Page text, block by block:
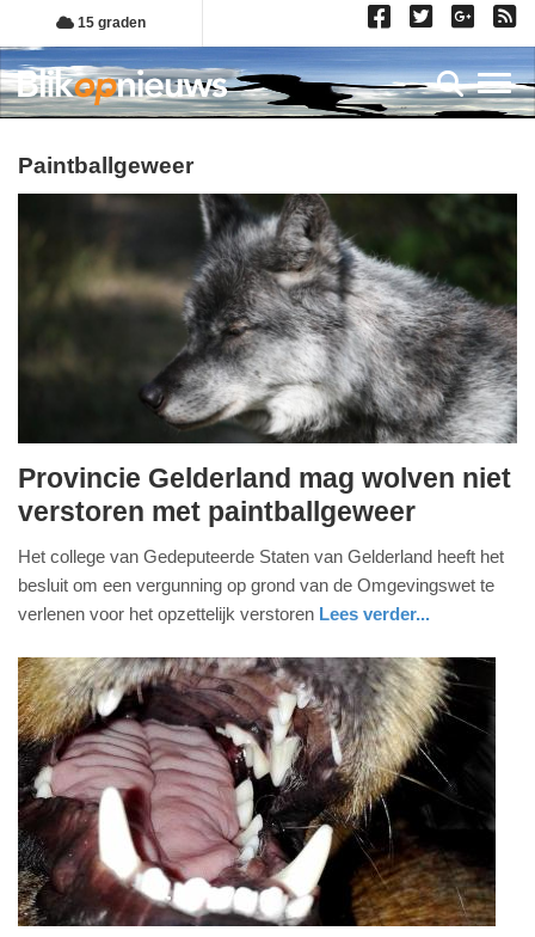
Overslaan
en
naar
de
gaan
15 graden
paintballgeweer
dinsdag,
februari
2025
-
Update:
09-
04-
2025
09:10
Provincie Gelderland mag wolven niet
verstoren met paintballgeweer
Het college van Gedeputeerde Staten van Gelderland heeft het
besluit om een vergunning op grond van de Omgevingswet te
verlenen voor het opzettelijk verstoren Lees verder...